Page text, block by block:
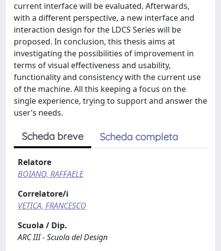
current interface will be evaluated. Afterwards,
with a different perspective, a new interface and
interaction design for the LDCS Series will be
proposed. In conclusion, this thesis aims at
investigating the possibilities of improvement in
terms of visual effectiveness and usability,
functionality and consistency with the current use
of the machine. All this keeping a focus on the
single experience, trying to support and answer the
user’s needs.
Scheda breve Scheda completa
Relatore
BOIANO, RAFFAELE
Correlatore/i
VETICA, FRANCESCO
Scuola / Dip.
ARC III - Scuola del Design